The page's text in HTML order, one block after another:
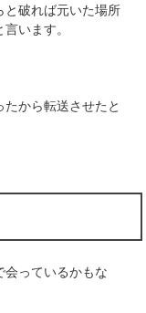
と破れば元いた場所
います。
から転送させたと
会っているかもな